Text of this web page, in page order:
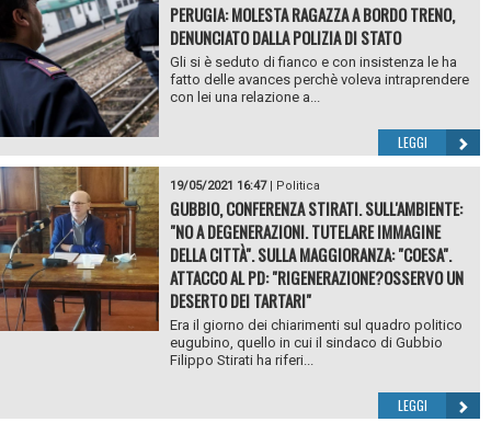
PERUGIA: MOLESTA RAGAZZA A BORDO TRENO,
DENUNCIATO DALLA POLIZIA DI STATO
Gli si è seduto di fianco e con insistenza le ha
fatto delle avances perchè voleva intraprendere
con lei una relazione a...
LEGGI
19/05/2021 16:47| Politica
GUBBIO, CONFERENZA STIRATI. SULL'AMBIENTE:
"NO A DEGENERAZIONI. TUTELARE IMMAGINE
DELLA CITTÀ". SULLA MAGGIORANZA: "COESA".
ATTACCO AL PD: "RIGENERAZIONE?OSSERVO UN
DESERTO DEI TARTARI"
Era il giorno dei chiarimenti sul quadro politico
eugubino, quello in cui il sindaco di Gubbio
Filippo Stirati ha riferi...
LEGGI